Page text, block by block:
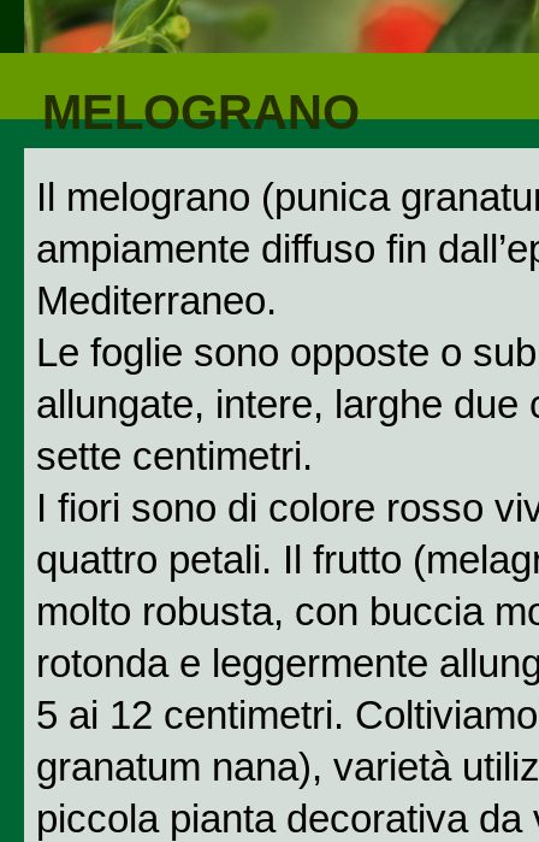
MELOGRANO
Il melograno (punica
ampiamente diffuso fin
Mediterraneo.
Le foglie sono opposte o
allungate, intere, larghe
sette centimetri.
I fiori sono di colore rosso
quattro petali. Il frutto
molto robusta, con buccia
rotonda e leggermente
5 ai 12 centimetri.
granatum nana), varietà
piccola pianta decorativa da